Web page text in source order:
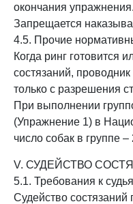
окончания упражнения.
Запрещается
4.5. Прочие
Когда ринг готовится
состязаний,
только с разрешения
При выполнении
(Упражнение 1) в
число собак в группе
V. СУДЕЙСТВО
5.1. Требования к
Судейство